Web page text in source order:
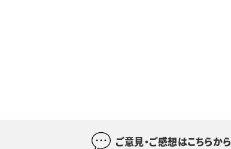
ご意見・ご感想はこちらから